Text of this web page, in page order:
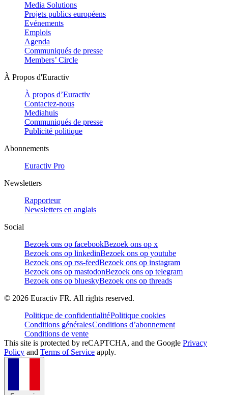
Media Solutions
Projets publics européens
Evénements
Emplois
Agenda
Communiqués de presse
Members’ Circle
À Propos d'Euractiv
À propos d’Euractiv
Contactez-nous
Mediahuis
Communiqués de presse
Publicité politique
Abonnements
Euractiv Pro
Newsletters
Rapporteur
Newsletters en anglais
Social
Bezoek ons op facebookBezoek ons op x
Bezoek ons op linkedinBezoek ons op youtube
Bezoek ons op rss-feedBezoek ons op instagram
Bezoek ons op mastodonBezoek ons op telegram
Bezoek ons op blueskyBezoek ons op threads
© 2026 Euractiv FR. All rights reserved.
Politique de confidentialitéPolitique cookies
Conditions généralesConditions d’abonnement
Conditions de vente
This site is protected by reCAPTCHA, and the Google Privacy
Policy and Terms of Service apply.